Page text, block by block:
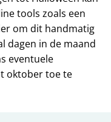
tools zoals een
om dit handmatig
dagen in de maand
eventuele
oktober toe te